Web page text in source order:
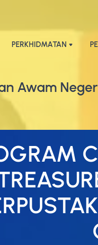
PERKHIDMATAN
Awam